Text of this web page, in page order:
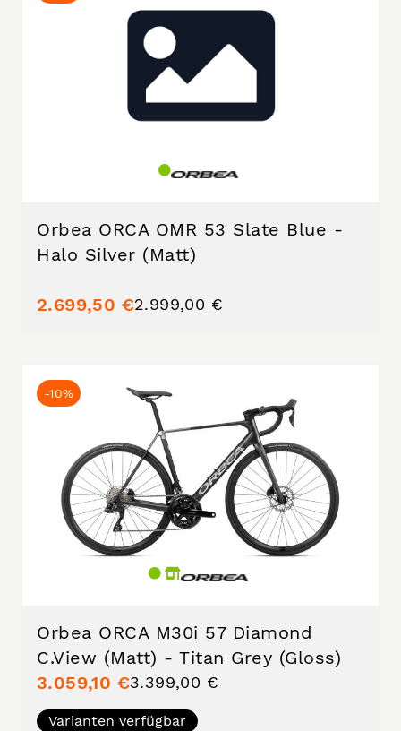
Orbea ORCA OMR 53 Slate Blue -
Halo Silver (Matt)
2.699,50 €2.999,00 €
-10%
Orbea ORCA M30i 57 Diamond
C.View (Matt) - Titan Grey (Gloss)
3.059,10 €3.399,00 €
Varianten verfügbar